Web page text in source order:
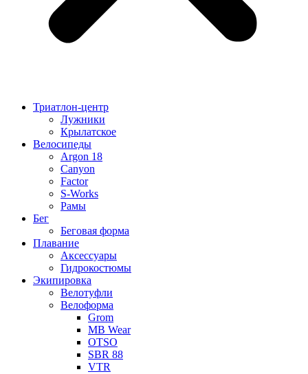
Триатлон-центр
Лужники
Крылатское
Велосипеды
Argon 18
Canyon
Factor
S-Works
Рамы
Бег
Беговая форма
Плавание
Аксессуары
Гидрокостюмы
Экипировка
Велотуфли
Велоформа
Grom
MB Wear
OTSO
SBR 88
VTR